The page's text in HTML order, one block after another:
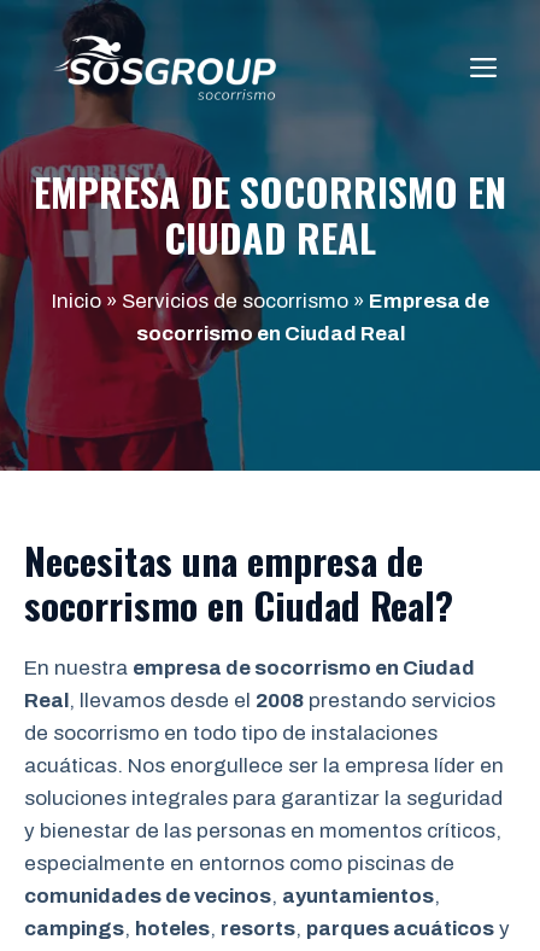
contenido
EMPRESA DE SOCORRISMO EN
CIUDAD REAL
Inicio» Servicios de socorrismo» Empresa de
socorrismo en Ciudad Real
Necesitas una empresa de
socorrismo en Ciudad Real?
En nuestra empresa de socorrismo en Ciudad
Real, llevamos desde el 2008 prestando servicios
de socorrismo en todo tipo de instalaciones
acuáticas. Nos enorgullece ser la empresa líder en
soluciones integrales para garantizar la seguridad
y bienestar de las personas en momentos críticos,
especialmente en entornos como piscinas de
comunidades de vecinos, ayuntamientos,
campings, hoteles, resorts, parques acuáticos y